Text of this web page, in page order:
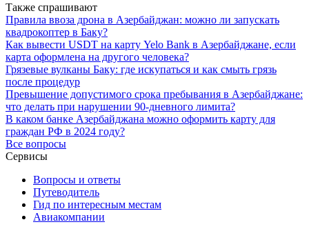
Также спрашивают
Правила ввоза дрона в Азербайджан: можно ли запускать
квадрокоптер в Баку?
Как вывести USDT на карту Yelo Bank в Азербайджане, если
карта оформлена на другого человека?
Грязевые вулканы Баку: где искупаться и как смыть грязь
после процедур
Превышение допустимого срока пребывания в Азербайджане:
что делать при нарушении 90-дневного лимита?
В каком банке Азербайджана можно оформить карту для
граждан РФ в 2024 году?
Все вопросы
Сервисы
Вопросы и ответы
Путеводитель
Гид по интересным местам
Авиакомпании